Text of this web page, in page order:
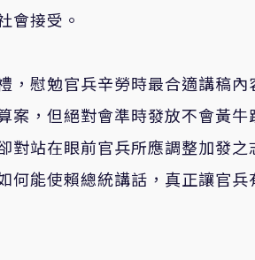
會接受。
慰勉官兵辛勞時最合適講稿內
案，但絕對會準時發放不會黃牛
對站在眼前官兵所應調整加發之
何能使賴總統講話，真正讓官兵